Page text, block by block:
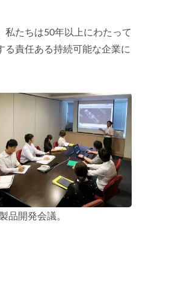
私たちは50年以上にわたって
責任ある持続可能な企業に
品開発会議。